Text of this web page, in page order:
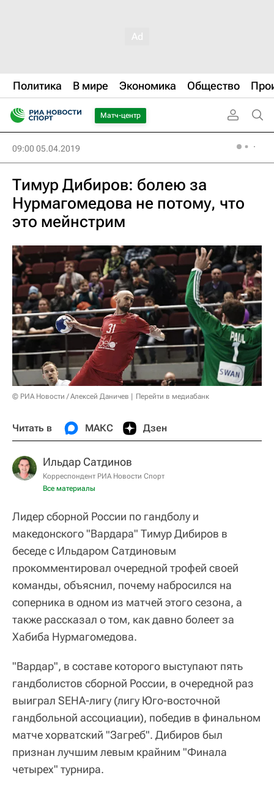
Политика В мире Экономика Общество
Матч-центр
09:00 05.04.2019
Тимур Дибиров: болею за
Нурмагомедова не потому, что
это мейнстрим
© РИА Новости / Алексей Даничев Перейти в медиабанк
Читать в МАКС Дзен
Ильдар Сатдинов
Корреспондент РИА Новости Спорт
Все материалы
Лидер сборной России по гандболу и
македонского "Вардара" Тимур Дибиров в
беседе с Ильдаром Сатдиновым
прокомментировал очередной трофей своей
команды, объяснил, почему набросился на
соперника в одном из матчей этого сезона, а
также рассказал о том, как давно болеет за
Хабиба Нурмагомедова.
"Вардар", в составе которого выступают пять
гандболистов сборной России, в очередной раз
выиграл SEHA-лигу (лигу Юго-восточной
гандбольной ассоциации), победив в финальном
матче хорватский "Загреб". Дибиров был
признан лучшим левым крайним "Финала
четырех" турнира.